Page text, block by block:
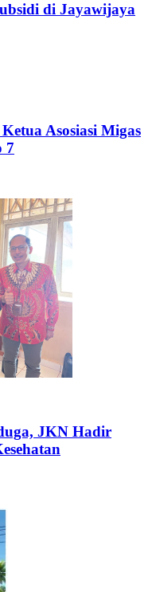
di Jayawijaya
Asosiasi Migas
7
JKN Hadir